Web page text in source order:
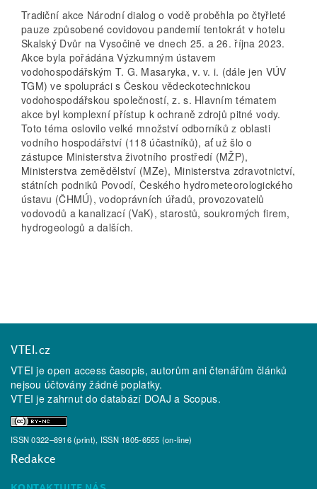
Tradiční akce Národní dialog o vodě proběhla po čtyřleté
pauze způsobené covidovou pandemií tentokrát v hotelu
Skalský Dvůr na Vysočině ve dnech 25. a 26. října 2023.
Akce byla pořádána Výzkumným ústavem
vodohospodářským T. G. Masaryka, v. v. i. (dále jen VÚV
TGM) ve spolupráci s Českou vědecko­technickou
vodohospodářskou společností, z. s. Hlavním tématem
akce byl komplexní přístup k ochraně zdrojů pitné vody.
Toto téma oslovilo velké množství odborníků z oblasti
vodního hospodářství (118 účastníků), ať už šlo o
zástupce Ministerstva životního prostředí (MŽP),
Ministerstva zemědělství (MZe), Ministerstva zdravotnictví,
státních podniků Povodí, Českého hydrometeorologického
ústavu (ČHMÚ), vodoprávních úřadů, provozovatelů
vodovodů a kanalizací (VaK), starostů, soukromých firem,
hydrogeologů a dalších.
VTEI.cz
VTEI je open access časopis, autorům ani čtenářům článků
nejsou účtovány žádné poplatky.
VTEI je zahrnut do databází DOAJ a Scopus.
ISSN 0322–8916 (print), ISSN 1805-6555 (on-line)
Redakce